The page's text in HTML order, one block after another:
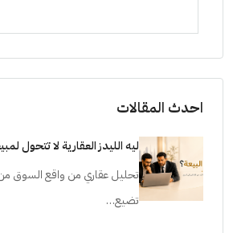
احدث المقالات
ليه الليدز العقارية لا تتحول
تحليل عقاري من واقع السوق من
تضيع…